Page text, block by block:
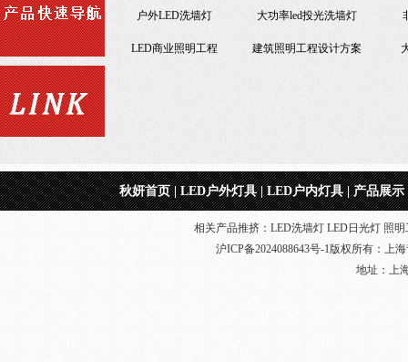
便宜LED工矿灯
节能改造LED照明工程
户外LED洗墙灯 大功率led投光洗墙灯
LED商业照明工程 建筑照明工程设计方案
秋妍首页|LED户外灯具|LED户内灯具|产品展示
相关产品推挤：LED洗墙灯 LED日光灯 照
沪ICP备2024088643号-1版权所有： 上
地址：上